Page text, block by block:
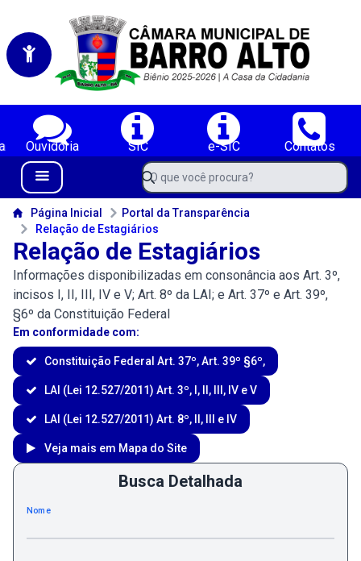
Serviços da Câmara Municipal de Vereadores de Barro Alto-BA;
Ouvidoria SIC e-SIC
Contatos
Navegue pelo portal da Câmara de Barro Alto-BA
Menu Bar
O que você procura?
Conteúdo da Câmara de Barro Alto-BA
Página Inicial
Portal da Transparência
Relação de Estagiários
Relação de Estagiários
Informações disponibilizadas em consonância aos Art. 3º,
incisos I, II, III, IV e V; Art. 8º da LAI; e Art. 37º e Art. 39º,
§6º da Constituição Federal
Em conformidade com:
Constituição Federal Art. 37º, Art. 39º §6º,
LAI (Lei 12.527/2011) Art. 3º, I, II, III, IV e V
LAI (Lei 12.527/2011) Art. 8º, II, III e IV
Veja mais em Mapa do Site
Busca Detalhada
Nome